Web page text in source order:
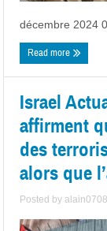
décembre 2024
Read more
Israel
affirment
des
alors que
Posted byalain0708